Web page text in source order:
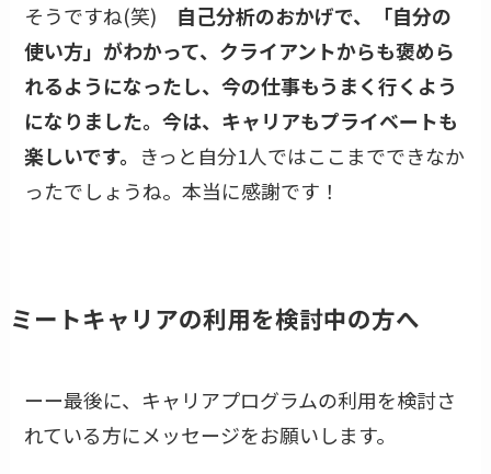
そうですね(笑) 自己分析のおかげで、「自分の
使い方」がわかって、クライアントからも褒めら
れるようになったし、今の仕事もうまく行くよう
になりました。今は、キャリアもプライベートも
楽しいです。 きっと自分1人ではここまでできなか
ったでしょうね。本当に感謝です！
ミートキャリアの利用を検討中の方へ
ーー最後に、キャリアプログラムの利用を検討さ
れている方にメッセージをお願いします。